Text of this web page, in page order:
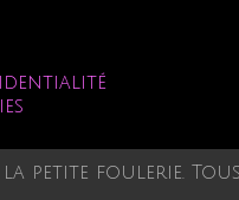
petite foulerie.